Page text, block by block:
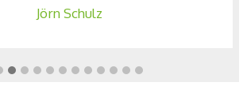
Jörn Schulz